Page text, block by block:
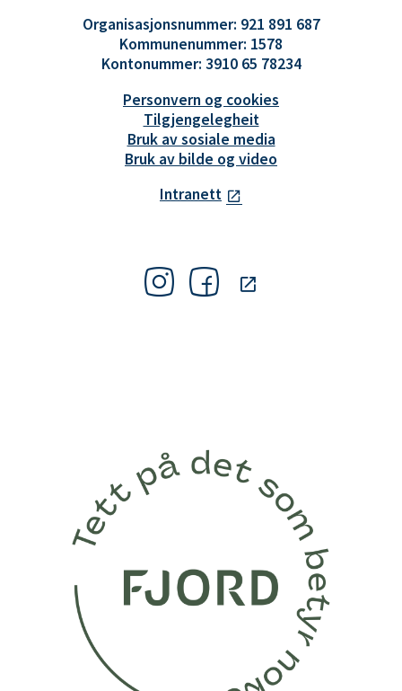
Organisasjonsnummer: 921 891 687
Kommunenummer: 1578
Kontonummer: 3910 65 78234
Personvern og cookies
Tilgjengelegheit
Bruk av sosiale media
Bruk av bilde og video
Intranett